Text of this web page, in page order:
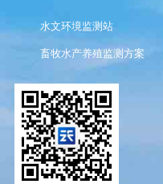
水文环境监测站
畜牧水产养殖监测方案